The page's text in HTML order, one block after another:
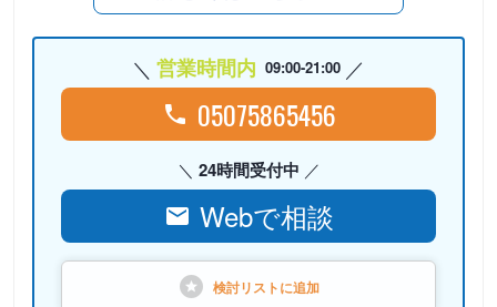
営業時間内 09:00-21:00
05075865456
24時間受付中
Webで相談
検討リストに追加